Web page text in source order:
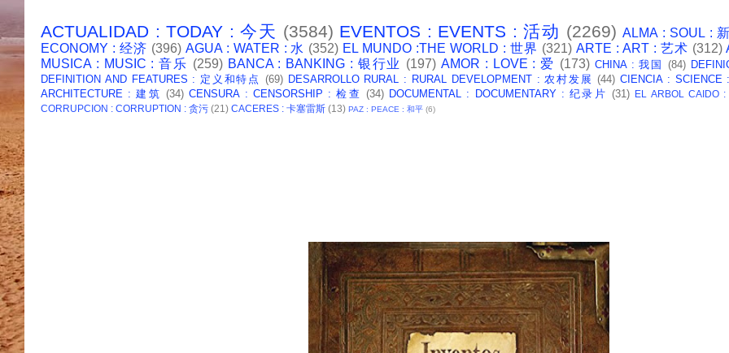
ACTUALIDAD : TODAY : 今天 (3584) EVENTOS : EVENTS : 活动 (2269) ALMA : SOUL :
ECONOMY : 经济 (396) AGUA : WATER : 水 (352) EL MUNDO :THE WORLD : 世界 (321) ARTE : ART : 艺术 (312)
MUSICA : MUSIC : 音乐 (259) BANCA : BANKING : 银行业 (197) AMOR : LOVE : 爱 (173) CHINA : 我国 (84)
DEFINITION AND FEATURES : 定义和特点 (69) DESARROLLO RURAL : RURAL DEVELOPMENT : 农村发展 (44) CIENCIA : SCIENCE
ARCHITECTURE : 建筑 (34) CENSURA : CENSORSHIP : 检查 (34) DOCUMENTAL : DOCUMENTARY : 纪录片 (31) EL ARBOL CAIDO
CORRUPCION : CORRUPTION : 贪污 (21) CACERES : 卡塞雷斯 (13) PAZ : PEACE : 和平 (6)